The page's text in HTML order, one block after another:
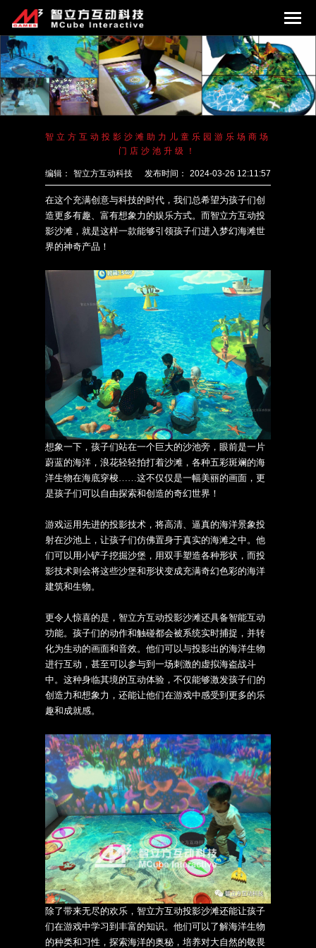
智立方互动投影沙滩助力儿童乐园游乐场商场
门店沙池升级！
编辑： 智立方互动科技 发布时间： 2024-03-26 12:11:57
在这个充满创意与科技的时代，我们总希望为孩子们创
造更多有趣、富有想象力的娱乐方式。而智立方互动投
影沙滩 ，就是这样一款能够引领孩子们进入梦幻海滩世
界的神奇产品！
想象一下，孩子们站在一个巨大的沙池旁，眼前是一片
蔚蓝的海洋，浪花轻轻拍打着沙滩，各种五彩斑斓的海
洋生物在海底穿梭……这不仅仅是一幅美丽的画面，更
是孩子们可以自由探索和创造的奇幻世界！
游戏运用先进的投影技术，将高清、逼真的海洋景象投
射在沙池上，让孩子们仿佛置身于真实的海滩之中。他
们可以用小铲子挖掘沙堡，用双手塑造各种形状，而投
影技术则会将这些沙堡和形状变成充满奇幻色彩的海洋
建筑和生物。
更令人惊喜的是， 智立方互动投影沙滩还具备智能互动
功能。孩子们的动作和触碰都会被系统实时捕捉，并转
化为生动的画面和音效。他们可以与投影出的海洋生物
进行互动，甚至可以参与到一场刺激的虚拟海盗战斗
中。这种身临其境的互动体验，不仅能够激发孩子们的
创造力和想象力，还能让他们在游戏中感受到更多的乐
趣和成就感。
除了带来无尽的欢乐， 智立方互动投影沙滩还能让孩子
们在游戏中学习到丰富的知识。他们可以了解海洋生物
的种类和习性，探索海洋的奥秘，培养对大自然的敬畏